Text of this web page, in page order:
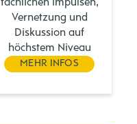
fachlichen Impulsen,
Vernetzung und
Diskussion auf
höchstem Niveau
MEHR INFOS